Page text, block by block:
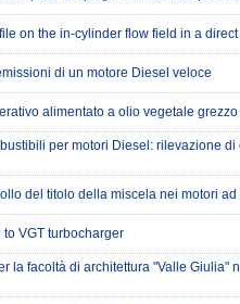
on the in-cylinder flow field in a
di un motore Diesel veloce
alimentato a olio vegetale grezzo
per motori Diesel: rilevazione
del titolo della miscela nei motori
VGT turbocharger
la facoltà di architettura "Valle Giulia"